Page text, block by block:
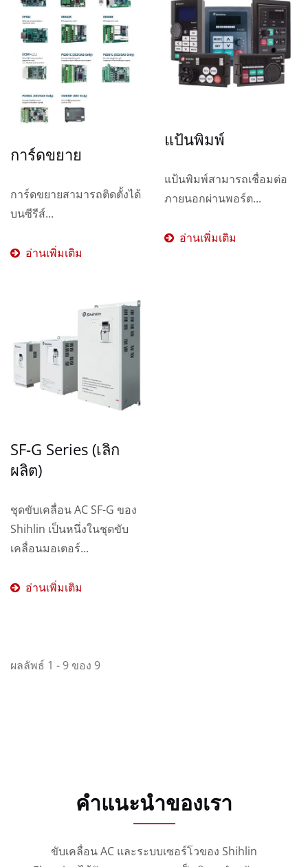
การ์ดขยาย
การ์ดขยายสามารถติดตั้งได้
บนซีรีส์...
อ่านเพิ่มเติม
แป้นพิมพ์
แป้นพิมพ์สามารถเชื่อมต่อ
ภายนอกผ่านพอร์ต...
อ่านเพิ่มเติม
SF-G Series (เลิก
ผลิต)
ชุดขับเคลื่อน AC SF-G ของ
Shihlin เป็นหนึ่งในชุดขับ
เคลื่อนมอเตอร์...
อ่านเพิ่มเติม
ผลลัพธ์ 1 - 9 ของ 9
คำแนะนำของเรา
ขับเคลื่อน AC และระบบเซอร์โวของ Shihlin